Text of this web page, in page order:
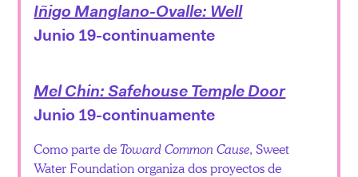
Iñigo Manglano-Ovalle: Well
Junio 19-continuamente
Mel Chin: Safehouse Temple Door
Junio 19-continuamente
Como parte deToward Common Cause, Sweet
Water Foundation organiza dos proyectos de